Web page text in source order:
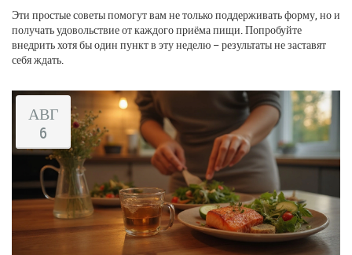
Эти простые советы помогут вам не только поддерживать форму, но и
получать удовольствие от каждого приёма пищи. Попробуйте
внедрить хотя бы один пункт в эту неделю – результаты не заставят
себя ждать.
АВГ
6